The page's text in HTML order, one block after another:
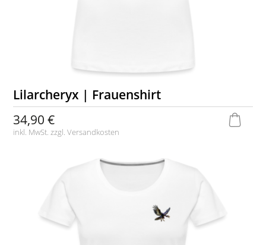
Lilarcheryx | Frauenshirt
34,90 €
inkl. MwSt. zzgl.Versandkosten